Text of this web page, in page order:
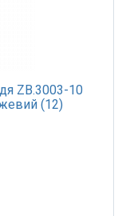
ZB.3003-10
(12)